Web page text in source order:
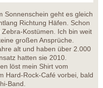
Sonnenschein geht es gleich
Richtung Häfen. Schon
Kostümen. Ich bin weit
großen Ansprüche.
alt und haben über 2.000
hatten sie 2010.
löst mein Shirt vom
Hard-Rock-Café vorbei, bald
Band.